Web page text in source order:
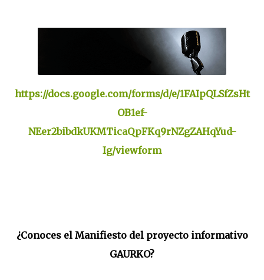
https://docs.google.com/forms/d/e/1FAIpQLSfZsHt
OB1ef-
NEer2bibdkUKMTicaQpFKq9rNZgZAHqYud-
Ig/viewform
¿Conoces el Manifiesto del proyecto informativo
GAURKO?